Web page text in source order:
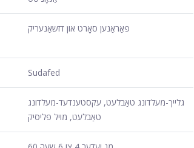
פאַראַנען סאָרט און דזשאַנעריק
Sudafed
גלייך-מעלדונג טאַבלעט, עקסטענדעד-מעלדונג
טאַבלעט, מויל פליסיק